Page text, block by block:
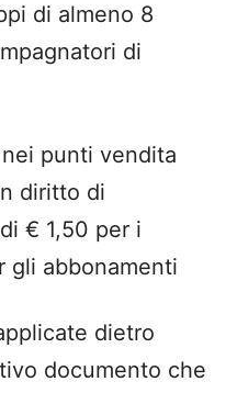
di almeno 8
di
punti vendita
diritto di
€ 1,50 per i
abbonamenti
dietro
documento che